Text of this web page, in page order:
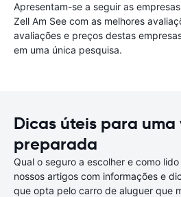
Apresentam-se a seguir as
Zell Am See com as melhores
avaliações e preços destas
em uma única pesquisa.
Dicas úteis para
preparada
Qual o seguro a escolher e como
nossos artigos com informações e
que opta pelo carro de aluguer que